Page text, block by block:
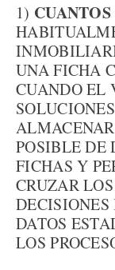
1)
UNA FICHA
CUANDO EL
POSIBLE DE
FICHAS Y
CRUZAR
DATOS
LOS